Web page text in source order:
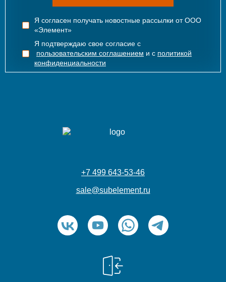
Я согласен получать новостные рассылки от ООО
«Элемент»
Я подтверждаю свое согласие с
пользовательским соглашением и с политикой
конфиденциальности
+7 499 643-53-46
sale@subelement.ru